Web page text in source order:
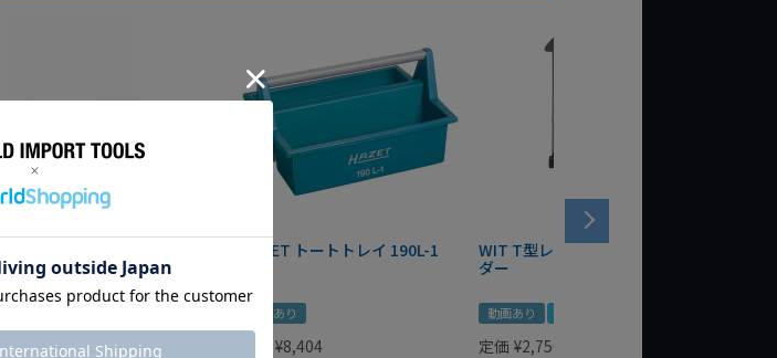
セット 8721-250 KNIPEX
定価 ¥9,350
HAZET トートトレイ 190L-1
動画あり
¥8,404
WIT T型レンチマグネットホル
ダー
動画あり
定価 ¥2,750